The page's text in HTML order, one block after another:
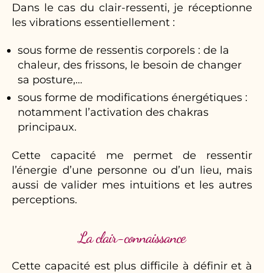
Dans le cas du clair-ressenti, je réceptionne
les vibrations essentiellement :
sous forme de ressentis corporels : de la
chaleur, des frissons, le besoin de changer
sa posture,…
sous forme de modifications énergétiques :
notamment l’activation des chakras
principaux.
Cette capacité me permet de ressentir
l’énergie d’une personne ou d’un lieu, mais
aussi de valider mes intuitions et les autres
perceptions.
La clair-connaissance
Cette capacité est plus difficile à définir et à